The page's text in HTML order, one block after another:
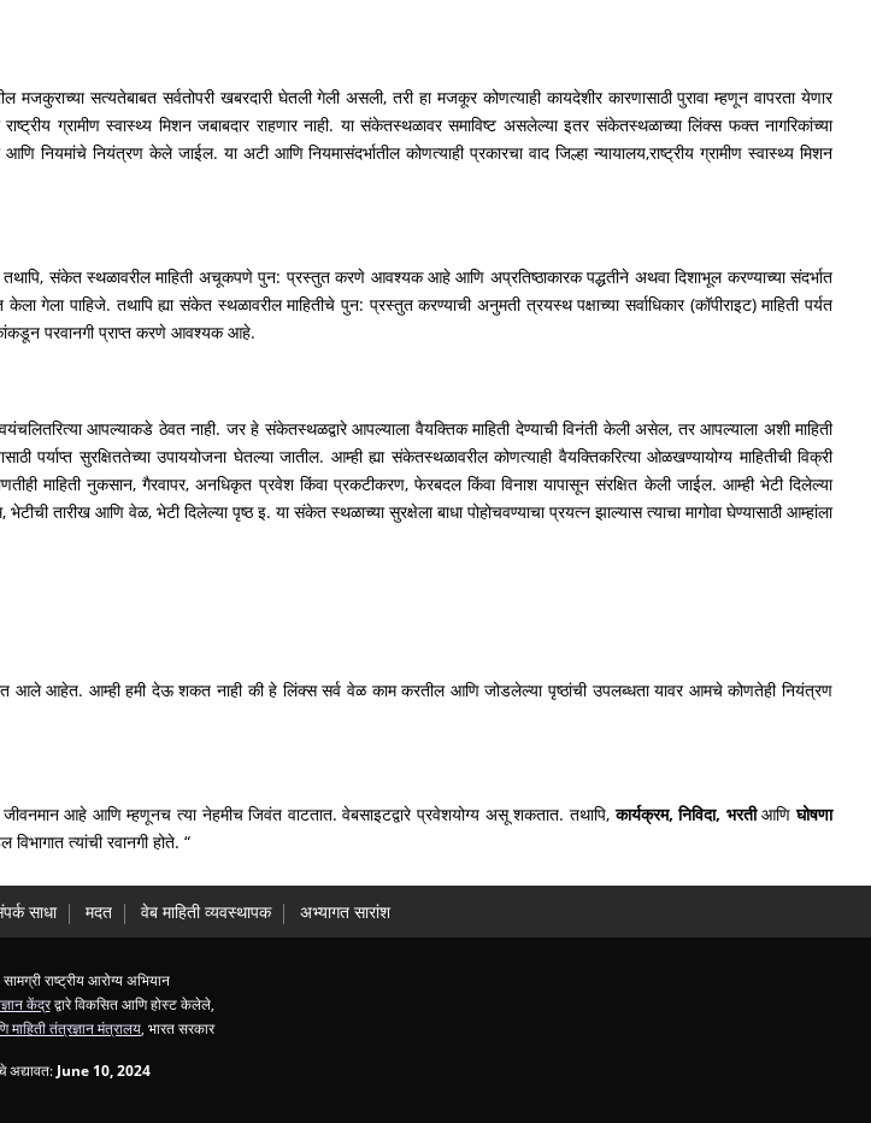
सत्यतेबाबत सर्वतोपरी खबरदारी घेतली गेली असली, तरी हा मजकूर कोणत्याही कायदेशीर कारणासाठी पुरावा म्हणून वापरता येणार
ग्रामीण स्वास्थ्य मिशन जबाबदार राहणार नाही. या संकेतस्थळावर समाविष्ट असलेल्या इतर संकेतस्थळाच्या लिंक्स फक्त नागरिकांच्या
नियमांचे नियंत्रण केले जाईल. या अटी आणि नियमासंदर्भातील कोणत्याही प्रकारचा वाद जिल्हा न्यायालय,राष्ट्रीय ग्रामीण स्वास्थ्य मिशन
संकेत स्थळावरील माहिती अचूकपणे पुन: प्रस्तुत करणे आवश्यक आहे आणि अप्रतिष्ठाकारक पद्धतीने अथवा दिशाभूल करण्याच्या संदर्भात
गेला पाहिजे. तथापि ह्या संकेत स्थळावरील माहितीचे पुन: प्रस्तुत करण्याची अनुमती त्रयस्थ पक्षाच्या सर्वाधिकार (कॉपीराइट) माहिती पर्यत
परवानगी प्राप्त करणे आवश्यक आहे.
आपल्याकडे ठेवत नाही. जर हे संकेतस्थळद्वारे आपल्याला वैयक्तिक माहिती देण्याची विनंती केली असेल, तर आपल्याला अशी माहिती
सुरक्षिततेच्या उपाययोजना घेतल्या जातील. आम्ही ह्या संकेतस्थळावरील कोणत्याही वैयक्तिकरित्या ओळखण्यायोग्य माहितीची विक्री
माहिती नुकसान, गैरवापर, अनधिकृत प्रवेश किंवा प्रकटीकरण, फेरबदल किंवा विनाश यापासून संरक्षित केली जाईल. आम्ही भेटी दिलेल्या
तारीख आणि वेळ, भेटी दिलेल्या पृष्ठ इ. या संकेत स्थळाच्या सुरक्षेला बाधा पोहोचवण्याचा प्रयत्न झाल्यास त्याचा मागोवा घेण्यासाठी आम्हांला
आले आहेत. आम्ही हमी देऊ शकत नाही की हे लिंक्स सर्व वेळ काम करतील आणि जोडलेल्या पृष्ठांची उपलब्धता यावर आमचे कोणतेही नियंत्रण
जीवनमान आहे आणि म्हणूनच त्या नेहमीच जिवंत वाटतात. वेबसाइटद्वारे प्रवेशयोग्य असू शकतात. तथापि,कार्यक्रम, निविदा, भरतीआणिघोषणा
त्यांची रवानगी होते. “
साधा मदत वेब माहिती व्यवस्थापक अभ्यागत सारांश
राष्ट्रीय आरोग्य अभियान
केंद्रद्वारे विकसित आणि होस्ट केलेले,
तंत्रज्ञान मंत्रालय , भारत सरकार
अद्यावत: June 10, 2024